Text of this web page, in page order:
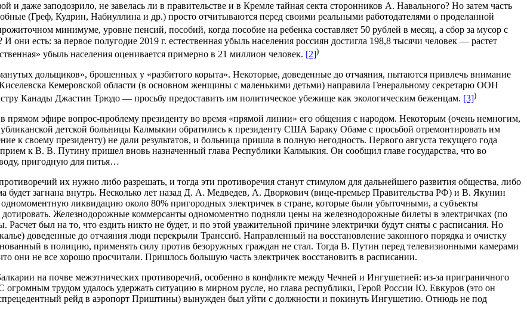
и даже заподозрило, не завелась ли в правительстве и в Кремле тайная секта сторонников А. Навального? Но затем часть
(Греф, Кудрин, Набиуллина и др.) просто отчитываются перед своими реальными работодателями о проделанной
минимуме, уровне пенсий, пособий, когда пособие на ребенка составляет 50 рублей в месяц, а сбор за мусор с
есть: за первое полугодие 2019 г. естественная убыль населения россиян достигла 198,8 тысячи человек — растет
убыль населения оценивается примерно в 21 миллион человек. [2])
дольщиков», брошенных у «разбитого корыта». Некоторые, доведенные до отчаяния, пытаются привлечь внимание
Кемеровской области (в основном женщины с маленькими детьми) направила Генеральному секретарю ООН
Канады Джастин Трюдо — просьбу предоставить им политическое убежище как экологическим беженцам. [3])
прямом эфире вопрос-проблему президенту во время «прямой линии» его общения с народом. Некоторым (очень немногим,
детской больницы Калмыкии обратились к президенту США Бараку Обаме с просьбой отремонтировать им
к своему президенту) не дали результатов, и больница пришла в полную негодность. Первого августа текущего года
к В. В. Путину пришел вновь назначенный глава Республики Калмыкия. Он сообщил главе государства, что во
пригодную для питья…
их нужно либо разрешать, и тогда эти противоречия станут стимулом для дальнейшего развития общества, либо
будет загнана внутрь. Несколько лет назад Д. А. Медведев, А. Дворкович (вице-премьер Правительства РФ) и В. Якунин
ликвидацию около 80% пригородных электричек в стране, которые были убыточными, а субъекты
Железнодорожные коммерсанты одномоментно подняли цены на железнодорожные билеты в электричках (по
был на то, что ездить никто не будет, и по этой уважительной причине электрички будут сняты с расписания. Но
доведенные до отчаяния люди перекрыли Транссиб. Направленный на восстановление законного порядка и очистку
в полицию, применять силу против безоружных граждан не стал. Тогда В. Путин перед телевизионными камерами
они не все хорошо просчитали. Пришлось большую часть электричек восстановить в расписании.
на почве межэтнических противоречий, особенно в конфликте между Чечней и Ингушетией: из-за приграничного
огромным трудом удалось удержать ситуацию в мирном русле, но глава республики, Герой России Ю. Евкуров (это он
рейд в аэропорт Приштины) вынужден был уйти с должности и покинуть Ингушетию. Отнюдь не под